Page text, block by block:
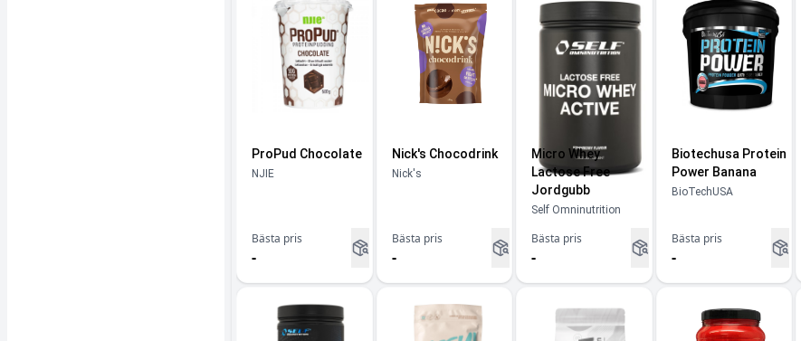
ProPud Chocolate
NJIE
Bästa pris
-
Nick's Chocodrink
Nick's
Bästa pris
-
Micro Whey
Lactose Free
Jordgubb
Self Omninutrition
Bästa pris
-
Biotechusa Protein
Power Banana
BioTechUSA
Bästa pris
-